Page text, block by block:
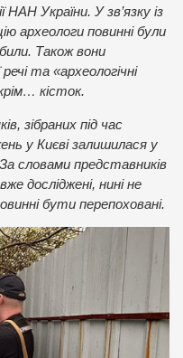
України. У зв’язку із
археологи повинні були
Також вони
та «археологічні
кісток.
зібраних під час
у Києві залишилася у
словами представників
досліджені, нині не
бути перепоховані.